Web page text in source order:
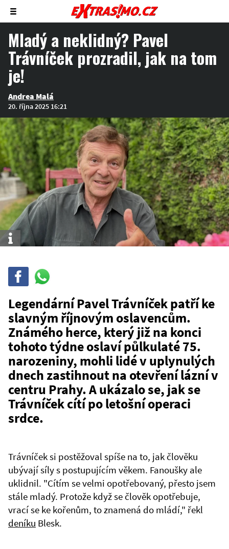
Zobrazit/skrýt
menu
Mladý a neklidný? Pavel
Trávníček prozradil, jak na tom
je!
Andrea Malá
20. října 2025 16:21
Info
Sdílej
WhatsAppu
Legendární Pavel Trávníček patří ke
slavným říjnovým oslavencům.
Známého herce, který již na konci
tohoto týdne oslaví půlkulaté 75.
narozeniny, mohli lidé v uplynulých
dnech zastihnout na otevření lázní v
centru Prahy. A ukázalo se, jak se
Trávníček cítí po letošní operaci
srdce.
Trávníček si postěžoval spíše na to, jak člověku
ubývají síly s postupujícím věkem. Fanoušky ale
uklidnil. "Cítím se velmi opotřebovaný, přesto jsem
stále mladý. Protože když se člověk opotřebuje,
vrací se ke kořenům, to znamená do mládí," řekl
deníku Blesk.